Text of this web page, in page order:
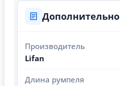
Дополнительно
Производитель
Lifan
Длина румпеля